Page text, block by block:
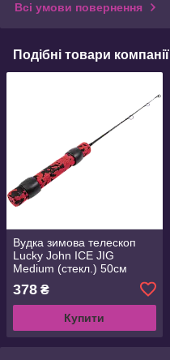
Всі умови повернення
Подібні товари компанії
Вудка зимова телескоп
Lucky John ICE JIG
Medium (стекл.) 50см
378 ₴
Купити